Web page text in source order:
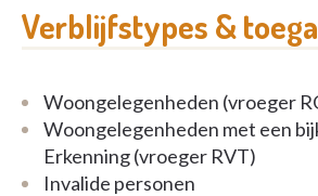
Verblijfstypes &
Woongelegenheden (vroeger
Woongelegenheden met een
Erkenning (vroeger RVT)
Invalide personen